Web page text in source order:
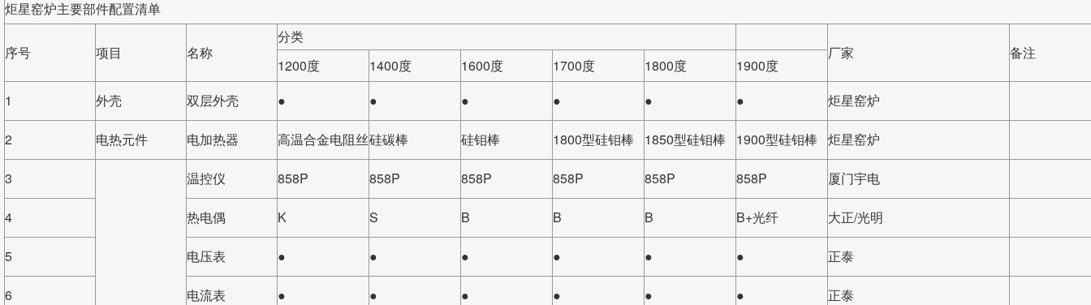
炬星窑炉主要部件配置清单
序号 项目 名称
分类
厂家
备注
1200度 1400度 1600度 1700度 1800度
1900度
1
外壳 双层外壳 ● ● ● ● ● ● 炬星窑炉
2 电热元件 电加热器 高温合金电阻丝硅碳棒 硅钼棒 1800型硅钼棒 1850型硅钼棒 1900型硅钼棒 炬星窑炉
3 温控仪 858P 858P 858P 858P 858P 858P 厦门宇电
4 热电偶 K S B B B B+光纤 大正/光明
5 电压表 ● ● ● ● ● ● 正泰
6 电流表 ● ● ● ● ● ● 正泰